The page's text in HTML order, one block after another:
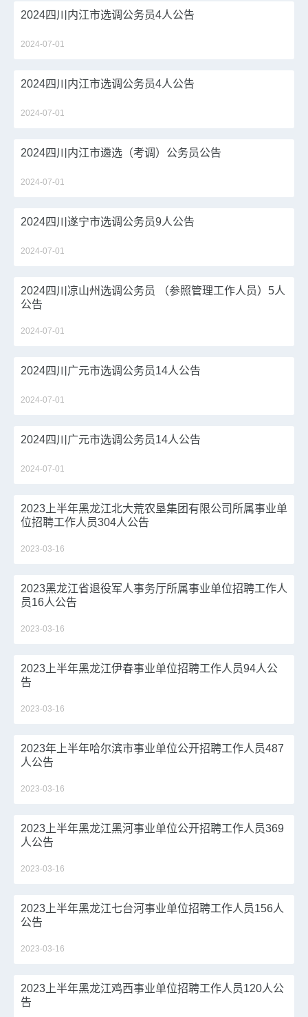
2024四川内江市选调公务员4人公告
2024-07-01
2024四川内江市选调公务员4人公告
2024-07-01
2024四川内江市遴选（考调）公务员公告
2024-07-01
2024四川遂宁市选调公务员9人公告
2024-07-01
2024四川凉山州选调公务员 （参照管理工作人员）5人
公告
2024-07-01
2024四川广元市选调公务员14人公告
2024-07-01
2024四川广元市选调公务员14人公告
2024-07-01
2023上半年黑龙江北大荒农垦集团有限公司所属事业单
位招聘工作人员304人公告
2023-03-16
2023黑龙江省退役军人事务厅所属事业单位招聘工作人
员16人公告
2023-03-16
2023上半年黑龙江伊春事业单位招聘工作人员94人公
告
2023-03-16
2023年上半年哈尔滨市事业单位公开招聘工作人员487
人公告
2023-03-16
2023上半年黑龙江黑河事业单位公开招聘工作人员369
人公告
2023-03-16
2023上半年黑龙江七台河事业单位招聘工作人员156人
公告
2023-03-16
2023上半年黑龙江鸡西事业单位招聘工作人员120人公
告